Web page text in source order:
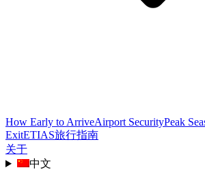
How Early to ArriveAirport SecurityPeak
ExitETIAS旅行指南
关于
中文